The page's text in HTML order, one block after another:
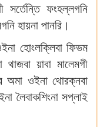
সর্তেন্তি ফংহল্লগনি
হায়না পানরি।
হোংলক্লিবা ফিভম
য়াবা মালেমগী
অমা ওইনা থোরক্নবা
লৈবাকশিংনা সপ্লাই